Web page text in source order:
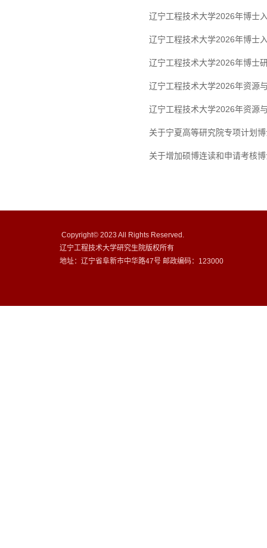
辽宁工程技术大学2026年博士
辽宁工程技术大学2026年博士
辽宁工程技术大学2026年博士
辽宁工程技术大学2026年资源
辽宁工程技术大学2026年资源
关于宁夏高等研究院专项计划
关于增加硕博连读和申请考核
Copyright© 2023 All Rights Reserved.
辽宁工程技术大学研究生院版权所有
地址：辽宁省阜新市中华路47号 邮政编码：123000